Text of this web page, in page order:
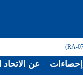
عن الاتحاد إحصاءات